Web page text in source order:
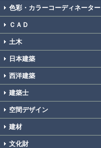
色彩・カラーコーディネーター
ＣＡＤ
土木
日本建築
西洋建築
建築士
空間デザイン
建材
文化財